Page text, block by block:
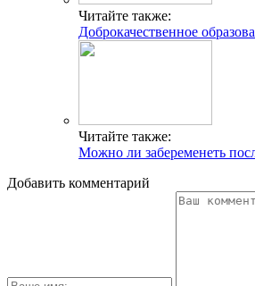
Читайте также:
Доброкачественное
Читайте также:
Можно ли забеременеть
Добавить комментарий